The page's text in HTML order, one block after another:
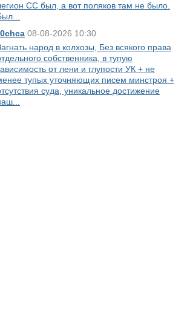
СС был, а вот поляков там не было.
08-08-2026 10:30
народ в колхозы, Без всякого права
собственника, в тупую
от лени и глупости УК + не
тупых уточняющих писем минстроя +
суда, уникальное достижение